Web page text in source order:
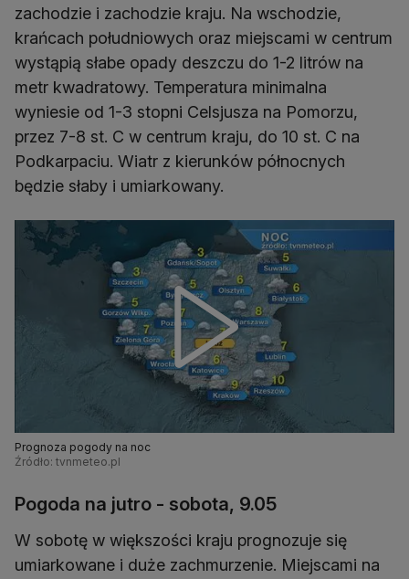
zachodzie i zachodzie kraju. Na wschodzie,
krańcach południowych oraz miejscami w centrum
wystąpią słabe opady deszczu do 1-2 litrów na
metr kwadratowy. Temperatura minimalna
wyniesie od 1-3 stopni Celsjusza na Pomorzu,
przez 7-8 st. C w centrum kraju, do 10 st. C na
Podkarpaciu. Wiatr z kierunków północnych
będzie słaby i umiarkowany.
Prognoza pogody na noc
Źródło: tvnmeteo.pl
Pogoda na jutro - sobota, 9.05
W sobotę w większości kraju prognozuje się
umiarkowane i duże zachmurzenie. Miejscami na